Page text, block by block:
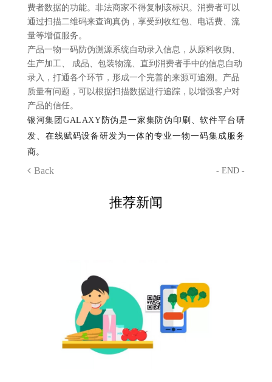
费者数据的功能。非法商家不得复制该标识。消费者可以
通过扫描二维码来查询真伪，享受到收红包、电话费、流
量等增值服务。
产品一物一码防伪溯源系统自动录入信息，从原料收购、
生产加工、 成品、包装物流、直到消费者手中的信息自动
录入，打通各个环节，形成一个完善的来源可追溯。产品
质量有问题，可以根据扫描数据进行追踪，以增强客户对
产品的信任。
银河集团GALAXY 防伪是一家集防伪印刷、软件平台研
发、在线赋码设备研发为一体的专业一物一码集成服务
商。
Back - END -
推荐新闻